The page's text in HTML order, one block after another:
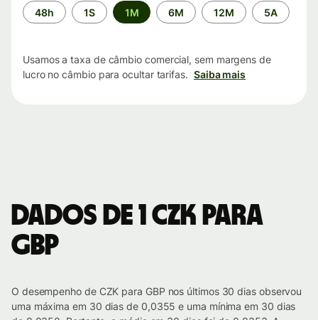
Período
de
48h 1S 1M 6M 12M 5A
Usamos a taxa de câmbio comercial, sem margens de
lucro no câmbio para ocultar tarifas. Saiba mais
Dados de 1 CZK para
GBP
O desempenho de CZK para GBP nos últimos 30 dias observou
uma máxima em 30 dias de 0,0355 e uma mínima em 30 dias